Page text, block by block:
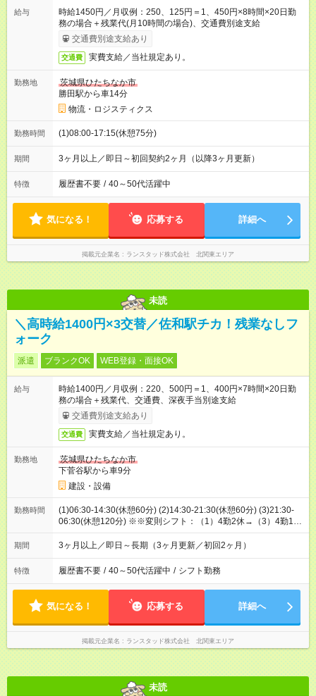
給与
時給1450円／月収例：250、125円＝1、450円×8時間×20日勤
務の場合＋残業代(月10時間の場合)、交通費別途支給
交通費別途支給あり
交通費 実費支給／当社規定あり。
勤務地
茨城県ひたちなか市
勝田駅から車14分
物流・ロジスティクス
勤務時間 (1)08:00-17:15(休憩75分)
期間 3ヶ月以上／即日～初回契約2ヶ月（以降3ヶ月更新）
特徴 履歴書不要 / 40～50代活躍中
気になる！ 応募する 詳細へ
掲載元企業名 ランスタッド株式会社 北関東エリア
未読
＼高時給1400円×3交替／佐和駅チカ！残業なしフ
ォーク
派遣 ブランクOK WEB登録・面接OK
給与
時給1400円／月収例：220、500円＝1、400円×7時間×20日勤
務の場合＋残業代、交通費、深夜手当別途支給
交通費別途支給あり
交通費 実費支給／当社規定あり。
勤務地
茨城県ひたちなか市
下菅谷駅から車9分
建設・設備
勤務時間
(1)06:30-14:30(休憩60分) (2)14:30-21:30(休憩60分) (3)21:30-
06:30(休憩120分) ※※変則シフト：（1）4勤2休→（3）4勤1休
→（2）4勤1休のローテーション
期間 3ヶ月以上／即日～長期（3ヶ月更新／初回2ヶ月）
特徴 履歴書不要 / 40～50代活躍中 / シフト勤務
気になる！ 応募する 詳細へ
掲載元企業名 ランスタッド株式会社 北関東エリア
未読